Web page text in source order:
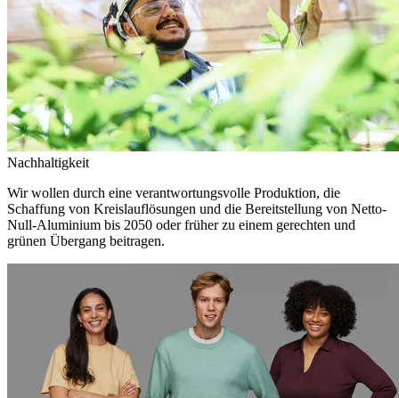
Nachhaltigkeit
Wir wollen durch eine verantwortungsvolle Produktion, die
Schaffung von Kreislauflösungen und die Bereitstellung von Netto-
Null-Aluminium bis 2050 oder früher zu einem gerechten und
grünen Übergang beitragen.